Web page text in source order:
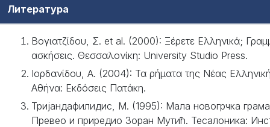
Литература
Βογιατζίδου, Σ. et al. (2000): Ξέρετε Ελληνικά;
ασκήσεις. Θεσσαλονίκη: University Studio Press.
Ιορδανίδου, Α. (2004): Τα ρήματα της Νέας
Αθήνα: Εκδόσεις Πατάκη.
Тријандафилидис, М. (1995): Мала новогрчка
Превео и приредио Зоран Мутић. Тесалоника: